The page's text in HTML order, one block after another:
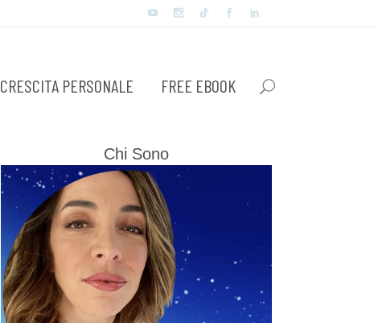
CRESCITA PERSONALE FREE EBOOK
Chi Sono